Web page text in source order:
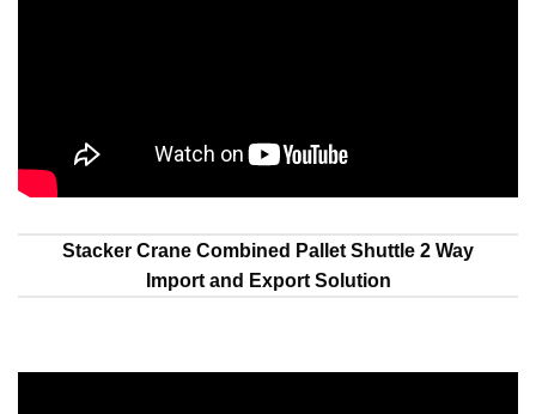
Stacker Crane Combined Pallet Shuttle 2 Way
Import and Export Solution